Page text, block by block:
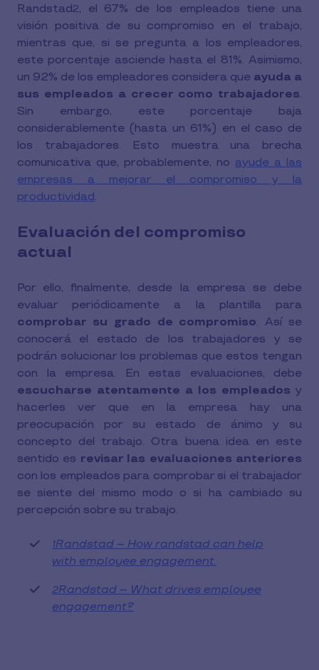
Randstad2, el 67% de los empleados tiene una
visión positiva de su compromiso en el trabajo,
mientras que, si se pregunta a los empleadores,
este porcentaje asciende hasta el 81%. Asimismo,
un 92% de los empleadores considera que ayuda a
sus empleados a crecer como trabajadores.
Sin embargo, este porcentaje baja
considerablemente (hasta un 61%) en el caso de
los trabajadores. Esto muestra una brecha
comunicativa que, probablemente, no ayude a las
empresas a mejorar el compromiso y la
productividad.
Evaluación del compromiso
actual
Por ello, finalmente, desde la empresa se debe
evaluar periódicamente a la plantilla para
comprobar su grado de compromiso. Así se
conocerá el estado de los trabajadores y se
podrán solucionar los problemas que estos tengan
con la empresa. En estas evaluaciones, debe
escucharse atentamente a los empleados y
hacerles ver que en la empresa hay una
preocupación por su estado de ánimo y su
concepto del trabajo. Otra buena idea en este
sentido es revisar las evaluaciones anteriores
con los empleados para comprobar si el trabajador
se siente del mismo modo o si ha cambiado su
percepción sobre su trabajo.
1Randstad – How randstad can help
with employee engagement.
2Randstad – What drives employee
engagement?